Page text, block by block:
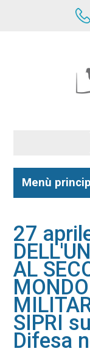
Menù
27
AL
SIPRI
Difesa